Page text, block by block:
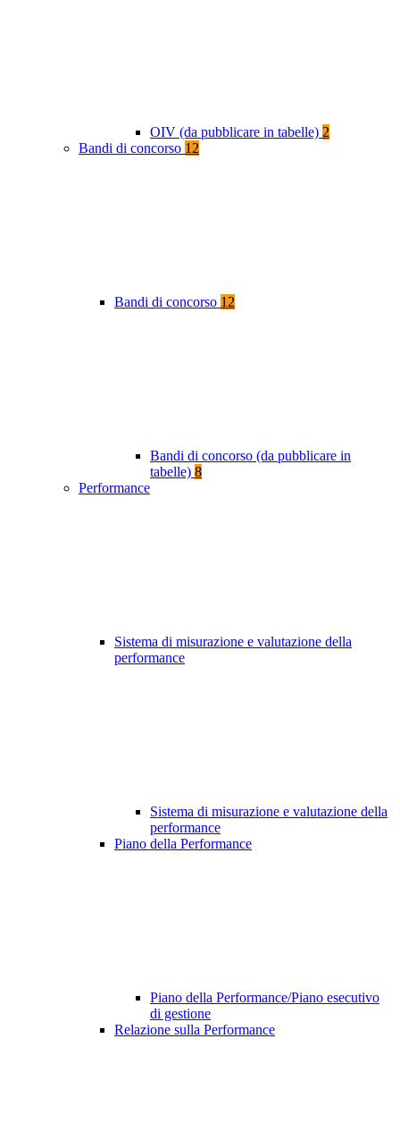
OIV (da pubblicare in tabelle) 2
Bandi di concorso 12
Bandi di concorso 12
Bandi di concorso (da pubblicare in
tabelle) 8
Performance
Sistema di misurazione e valutazione della
performance
Sistema di misurazione e valutazione della
performance
Piano della Performance
Piano della Performance/Piano esecutivo
di gestione
Relazione sulla Performance